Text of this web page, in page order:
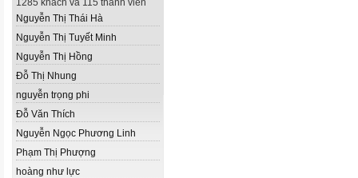
1285 khách và 115 thành viên
Nguyễn Thị Thái Hà
Nguyễn Thị Tuyết Minh
Nguyễn Thị Hồng
Đỗ Thị Nhung
nguyễn trọng phi
Đỗ Văn Thích
Nguyễn Ngọc Phương Linh
Phạm Thị Phượng
hoàng như lực